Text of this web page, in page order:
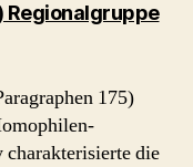
Regionalgruppe
175)
die